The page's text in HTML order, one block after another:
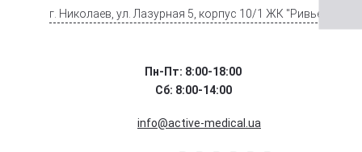
г. Николаев, ул. Лазурная 5, корпус 10/1 ЖК "Ривьера".
Пн-Пт: 8:00-18:00
Сб: 8:00-14:00
info@active-medical.ua